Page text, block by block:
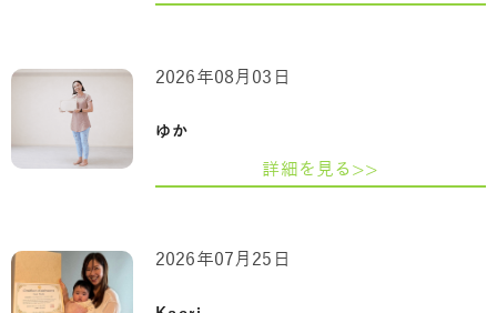
ゆか
2026年08月03日
詳細を見る>>
2026年07月25日